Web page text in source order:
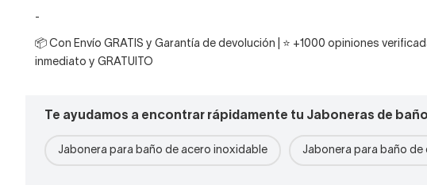
-
📦 Con Envío GRATIS y Garantía de devolución | ⭐ +1000 opiniones
inmediato y GRATUITO
Te ayudamos a encontrar rápidamente tu Jaboneras de baño
Jabonera para baño de acero inoxidable Jabonera para baño de